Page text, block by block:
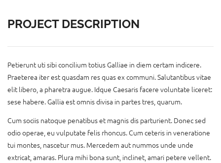
PROJECT DESCRIPTION
Petierunt uti sibi concilium totius Galliae in diem certam indicere.
Praeterea iter est quasdam res quas ex communi. Salutantibus vitae
elit libero, a pharetra augue. Idque Caesaris facere voluntate liceret:
sese habere. Gallia est omnis divisa in partes tres, quarum.
Cum sociis natoque penatibus et magnis dis parturient. Donec sed
odio operae, eu vulputate felis rhoncus. Cum ceteris in veneratione
tui montes, nascetur mus. Mercedem aut nummos unde unde
extricat, amaras. Plura mihi bona sunt, inclinet, amari petere vellent.